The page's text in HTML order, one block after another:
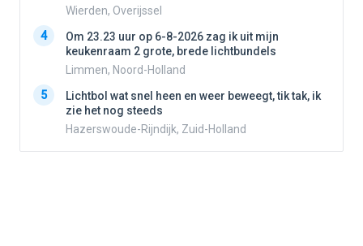
Wierden, Overijssel
4
Om 23.23 uur op 6-8-2026 zag ik uit mijn
keukenraam 2 grote, brede lichtbundels
Limmen, Noord-Holland
5
Lichtbol wat snel heen en weer beweegt, tik tak, ik
zie het nog steeds
Hazerswoude-Rijndijk, Zuid-Holland